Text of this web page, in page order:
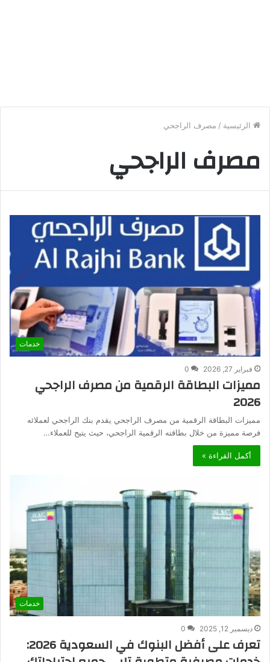
الرئيسية / مصرف الراجحي
مصرف الراجحي
خدمات
فبراير 27, 2026 0
مميزات البطاقة الرقمية من مصرف الراجحي
2026
مميزات البطاقة الرقمية من مصرف الراجحي يقدم بنك الراجحي لعملائه
فرصة مميزة من خلال بطاقته الرقمية الراجحي، حيث يتيح للعملاء…
أكمل القراءة »
خدمات
ديسمبر 12, 2025 0
تعرف على أفضل البنوك في السعودية 2026: